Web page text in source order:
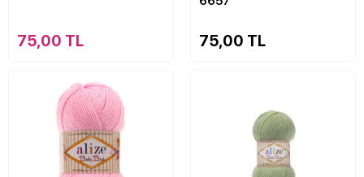
75,00 TL 75,00 TL